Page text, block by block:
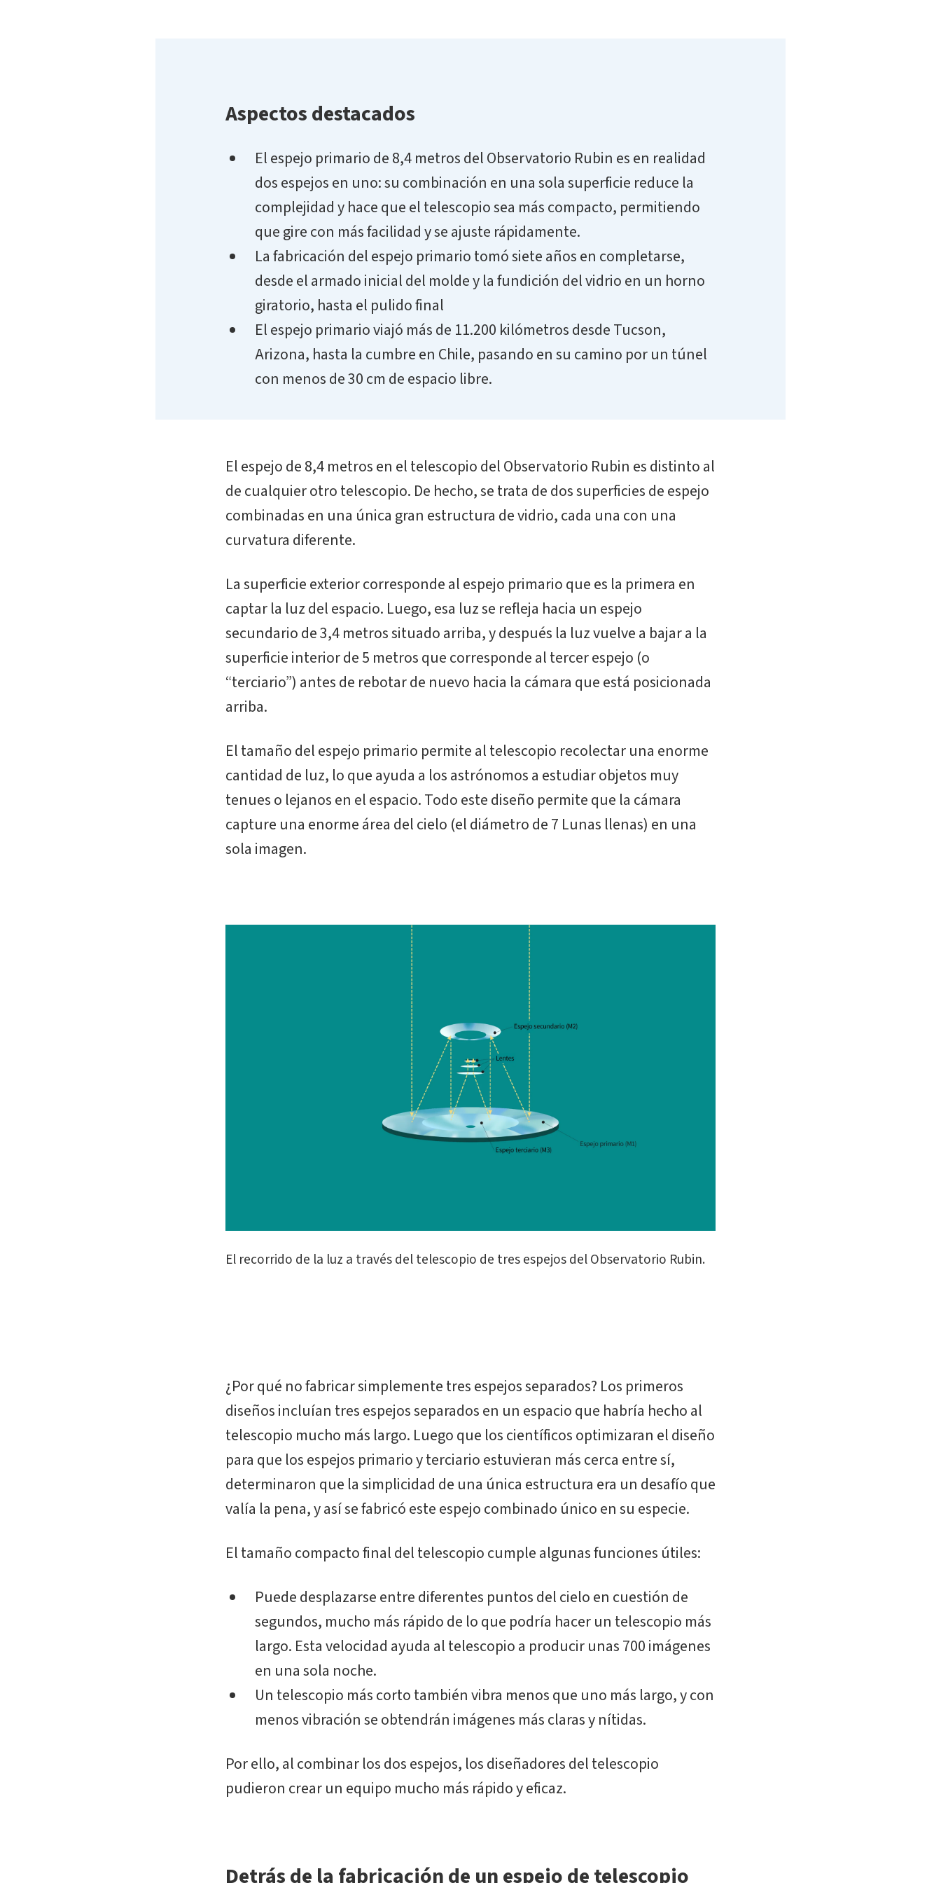
Aspectos destacados
El espejo primario de 8,4 metros del Observatorio Rubin es en realidad
dos espejos en uno: su combinación en una sola superficie reduce la
complejidad y hace que el telescopio sea más compacto, permitiendo
que gire con más facilidad y se ajuste rápidamente.
La fabricación del espejo primario tomó siete años en completarse,
desde el armado inicial del molde y la fundición del vidrio en un horno
giratorio, hasta el pulido final
El espejo primario viajó más de 11.200 kilómetros desde Tucson,
Arizona, hasta la cumbre en Chile, pasando en su camino por un túnel
con menos de 30 cm de espacio libre.
El espejo de 8,4 metros en el telescopio del Observatorio Rubin es distinto al
de cualquier otro telescopio. De hecho, se trata de dos superficies de espejo
combinadas en una única gran estructura de vidrio, cada una con una
curvatura diferente.
La superficie exterior corresponde al espejo primario que es la primera en
captar la luz del espacio. Luego, esa luz se refleja hacia un espejo
secundario de 3,4 metros situado arriba, y después la luz vuelve a bajar a la
superficie interior de 5 metros que corresponde al tercer espejo (o
“terciario”) antes de rebotar de nuevo hacia la cámara que está posicionada
arriba.
El tamaño del espejo primario permite al telescopio recolectar una enorme
cantidad de luz, lo que ayuda a los astrónomos a estudiar objetos muy
tenues o lejanos en el espacio. Todo este diseño permite que la cámara
capture una enorme área del cielo (el diámetro de 7 Lunas llenas) en una
sola imagen.
El recorrido de la luz a través del telescopio de tres espejos del Observatorio Rubin.
¿Por qué no fabricar simplemente tres espejos separados? Los primeros
diseños incluían tres espejos separados en un espacio que habría hecho al
telescopio mucho más largo. Luego que los científicos optimizaran el diseño
para que los espejos primario y terciario estuvieran más cerca entre sí,
determinaron que la simplicidad de una única estructura era un desafío que
valía la pena, y así se fabricó este espejo combinado único en su especie.
El tamaño compacto final del telescopio cumple algunas funciones útiles:
Puede desplazarse entre diferentes puntos del cielo en cuestión de
segundos, mucho más rápido de lo que podría hacer un telescopio más
largo. Esta velocidad ayuda al telescopio a producir unas 700 imágenes
en una sola noche.
Un telescopio más corto también vibra menos que uno más largo, y con
menos vibración se obtendrán imágenes más claras y nítidas.
Por ello, al combinar los dos espejos, los diseñadores del telescopio
pudieron crear un equipo mucho más rápido y eficaz.
Detrás de la fabricación de un espejo de telescopio